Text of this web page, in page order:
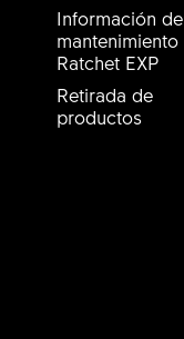
Información de
mantenimiento
Ratchet EXP
Retirada de
productos